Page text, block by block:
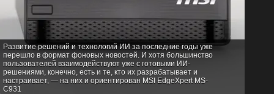
Развитие решений и технологий ИИ за последние годы уже
перешло в формат фоновых новостей. И хотя большинство
пользователей взаимодействуют уже с готовыми ИИ-
решениями, конечно, есть и те, кто их разрабатывает и
настраивает, — на них и ориентирован MSI EdgeXpert MS-
C931